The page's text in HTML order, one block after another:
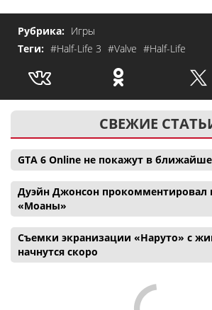
Рубрика: Игры
Теги: #Half-Life 3 #Valve #Half-Life
СВЕЖИЕ
GTA 6 Online не покажут в
Дуэйн Джонсон прокомментировал
«Моаны»
Съемки экранизации «Наруто» с
начнутся скоро